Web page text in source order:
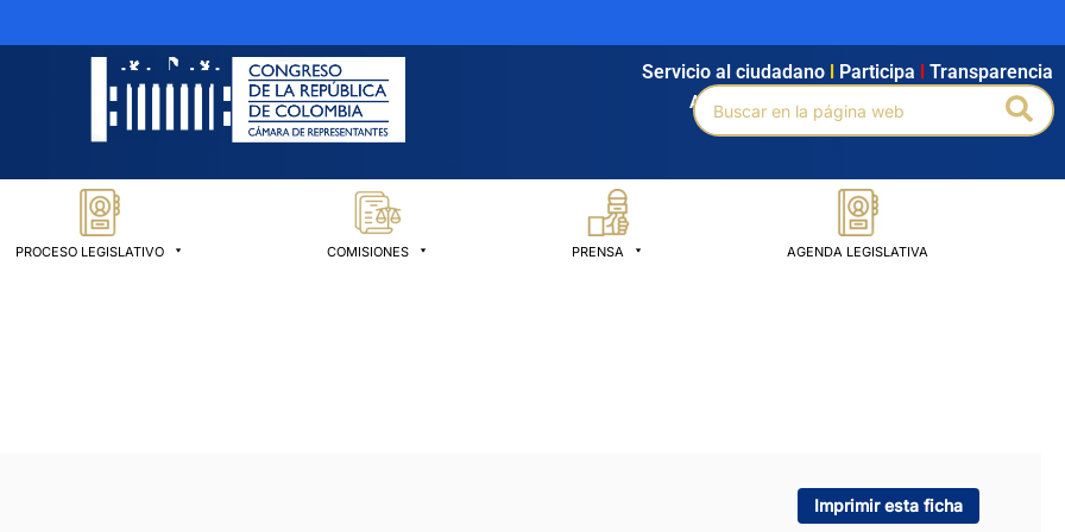
Agendamiento Intranet Búsqueda avanzada
Servicio al ciudadano Participa Transparencia
Buscar
por:
PROCESO LEGISLATIVO COMISIONES PRENSA AGENDA LEGISLATIVA
Imprimir esta ficha